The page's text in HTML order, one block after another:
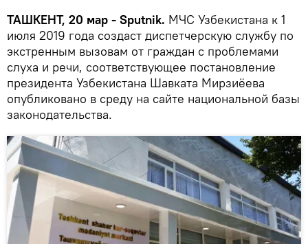
ТАШКЕНТ, 20 мар - Sputnik. МЧС Узбекистана к 1
июля 2019 года создаст диспетчерскую службу по
экстренным вызовам от граждан с проблемами
слуха и речи, соответствующее постановление
президента Узбекистана Шавката Мирзиёева
опубликовано в среду на сайте национальной базы
законодательства.